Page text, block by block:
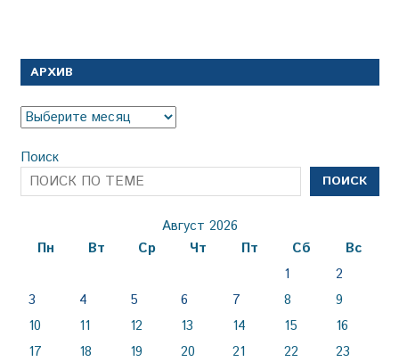
АРХИВ
Архив
Поиск
ПОИСК
Август 2026
Пн
Вт Ср Чт Пт Сб
Вс
1
2
3
4 5 6 7 8
9
10
11 12 13 14 15
16
17
18 19 20 21 22
23